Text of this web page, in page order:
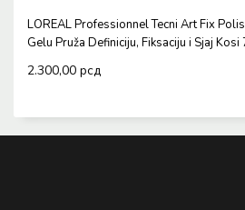
LOREAL Professionnel Tecni Art Fix
Gelu Pruža Definiciju, Fiksaciju i Sjaj Kosi
2.300,00 рсд